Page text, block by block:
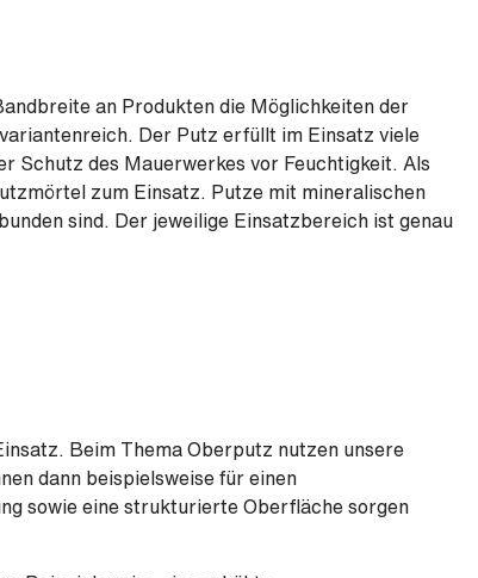
an Produkten die Möglichkeiten der
Der Putz erfüllt im Einsatz viele
Schutz des Mauerwerkes vor Feuchtigkeit. Als
zum Einsatz. Putze mit mineralischen
sind. Der jeweilige Einsatzbereich ist genau
Beim Thema Oberputz nutzen unsere
dann beispielsweise für einen
sowie eine strukturierte Oberfläche sorgen